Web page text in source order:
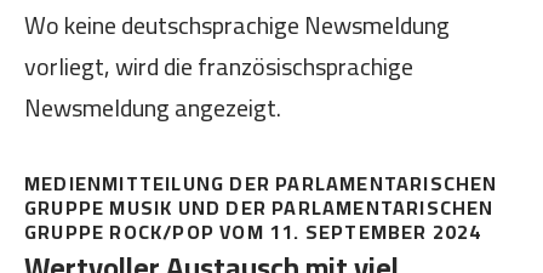
Wo keine deutschsprachige Newsmeldung
vorliegt, wird die französischsprachige
Newsmeldung angezeigt.
MEDIENMITTEILUNG DER PARLAMENTARISCHEN
GRUPPE MUSIK UND DER PARLAMENTARISCHEN
GRUPPE ROCK/POP VOM 11. SEPTEMBER 2024